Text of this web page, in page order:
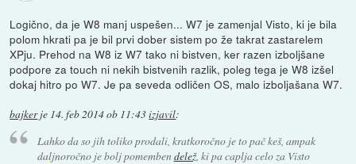
Logično, da je W8 manj uspešen... W7 je zamenjal Visto, ki je bila
polom hkrati pa je bil prvi dober sistem po že takrat zastarelem
XPju. Prehod na W8 iz W7 tako ni bistven, ker razen izboljšane
podpore za touch ni nekih bistvenih razlik, poleg tega je W8 izšel
dokaj hitro po W7. Je pa seveda odličen OS, malo izboljašana W7.
bajkerje 14. feb 2014 ob 11:43izjavil:
Lahko da so jih toliko prodali, kratkoročno je to pač keš, ampak
daljnoročno je bolj pomemben delež, ki pa caplja celo za Visto